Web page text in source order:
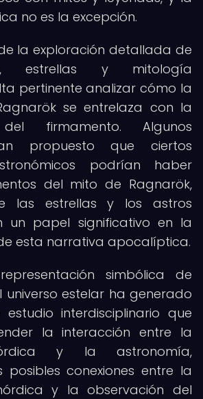
no es la excepción.
la exploración detallada de
estrellas y mitología
pertinente analizar cómo la
se entrelaza con la
firmamento. Algunos
propuesto que ciertos
podrían haber
del mito de Ragnarök,
las estrellas y los astros
un papel significativo en la
esta narrativa apocalíptica.
simbólica de
universo estelar ha generado
interdisciplinario que
la interacción entre la
y la astronomía,
posibles conexiones entre la
y la observación del